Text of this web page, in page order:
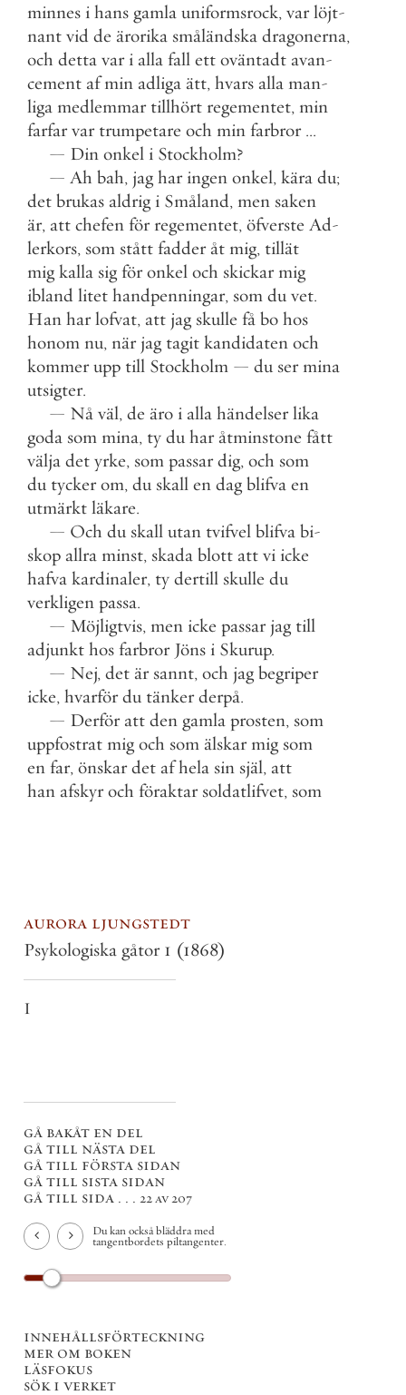
minnes i hans gamla uniformsrock, var löjt-
nant vid de ärorika småländska dragonerna,
och detta var i alla fall ett oväntadt avan-
cement af min adliga ätt, hvars alla man-
liga medlemmar tillhört regementet, min
farfar var trumpetare och min farbror ...
— Din onkel i Stockholm?
— Ah bah, jag har ingen onkel, kära du;
det brukas aldrig i Småland, men saken
är, att chefen för regementet, öfverste Ad-
lerkors, som stått fadder åt mig, tillät
mig kalla sig för onkel och skickar mig
ibland litet handpenningar, som du vet.
Han har lofvat, att jag skulle få bo hos
honom nu, när jag tagit kandidaten och
kommer upp till Stockholm — du ser mina
utsigter.
— Nå väl, de äro i alla händelser lika
goda som mina, ty du har åtminstone fått
välja det yrke, som passar dig, och som
du tycker om, du skall en dag blifva en
utmärkt läkare.
— Och du skall utan tvifvel blifva bi-
skop allra minst, skada blott att vi icke
hafva kardinaler, ty dertill skulle du
verkligen passa.
— Möjligtvis, men icke passar jag till
adjunkt hos farbror Jöns i Skurup.
— Nej, det är sannt, och jag begriper
icke, hvarför du tänker derpå.
— Derför att den gamla prosten, som
uppfostrat mig och som älskar mig som
en far, önskar det af hela sin själ, att
han afskyr och föraktar soldatlifvet, som
aurora ljungstedt
Psykologiska gåtor 1 (1868)
I
gå bakåt en del
gå till nästa del
gå till första sidan
gå till sista sidan
gå till sida . . . 22 av 207
Du kan också bläddra med
tangentbordets piltangenter.
innehållsförteckning
mer om boken
läsfokus
sök i verket